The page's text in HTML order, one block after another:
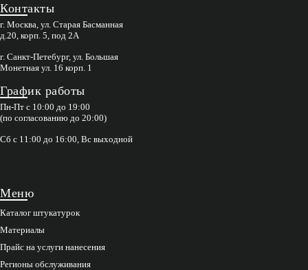
Контакты
г. Москва, ул. Старая Басманная
д.20, корп. 5, под 2А
г. Санкт-Петебург, ул. Большая
Монетная ул. 16 корп. 1
График работы
Пн-Пт с 10:00 до 19:00
(по согласованию до 20:00)
Сб с 11:00 до 16:00, Вс выходной
Меню
Каталог штукатурок
Материалы
Прайс на услуги нанесения
Регионы обслуживания